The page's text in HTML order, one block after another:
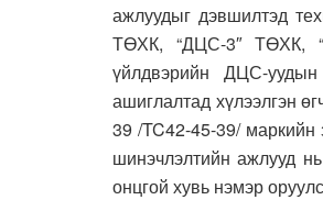
ажлуудыг дэвшилтэд
ТӨХК, “ДЦС-3″ ТӨХК,
үйлдвэрийн ДЦС-уудын
ашиглалтад хүлээлгэн
39 /TC42-45-39/
шинэчлэлтийн ажлууд
онцгой хувь нэмэр